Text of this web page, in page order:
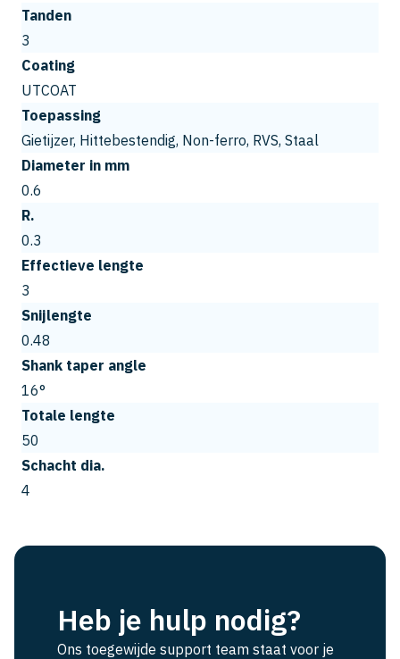
Tanden
3
Coating
UTCOAT
Toepassing
Gietijzer, Hittebestendig, Non-ferro, RVS, Staal
Diameter in mm
0.6
R.
0.3
Effectieve lengte
3
Snijlengte
0.48
Shank taper angle
16°
Totale lengte
50
Schacht dia.
4
Heb je hulp nodig?
Ons toegewijde support team staat voor je